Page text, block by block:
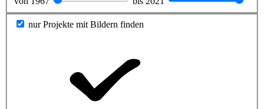
nur Projekte mit Bildern finden